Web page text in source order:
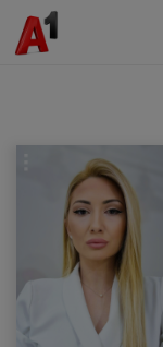
EN SQ
Приватни